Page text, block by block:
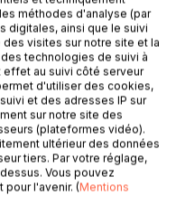
subjectives, les
à leurs mots
instants d'une
près, nos coeurs
que le surf n'était pas
en plongée lui sert à
méthodes d'analyse (par
digitales, ainsi que le suivi
visites sur notre site et la
technologies de suivi à
effet au suivi côté serveur
d'utiliser des cookies,
et des adresses IP sur
sur notre site des
(plateformes vidéo).
ultérieur des données
tiers. Par votre réglage,
Vous pouvez
l'avenir. (Mentions